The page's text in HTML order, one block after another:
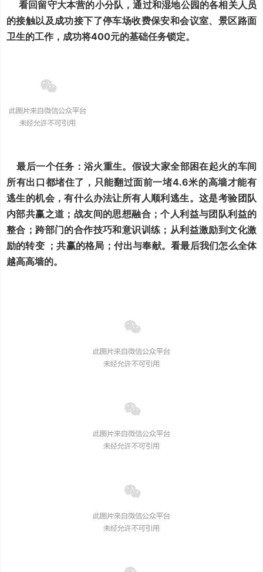
看回留守大本营的小分队，通过和湿地公园的各相关人员
的接触以及成功接下了停车场收费保安和会议室、景区路面
卫生的工作，成功将400元的基础任务锁定。
最后一个任务：浴火重生。假设大家全部困在起火的车间
所有出口都堵住了，只能翻过面前一堵4.6米的高墙才能有
逃生的机会，有什么办法让所有人顺利逃生。这是考验团队
内部共赢之道；战友间的思想融合；个人利益与团队利益的
整合；跨部门的合作技巧和意识训练；从利益激励到文化激
励的转变 ；共赢的格局；付出与奉献。看最后我们怎么全体
越高高墙的。